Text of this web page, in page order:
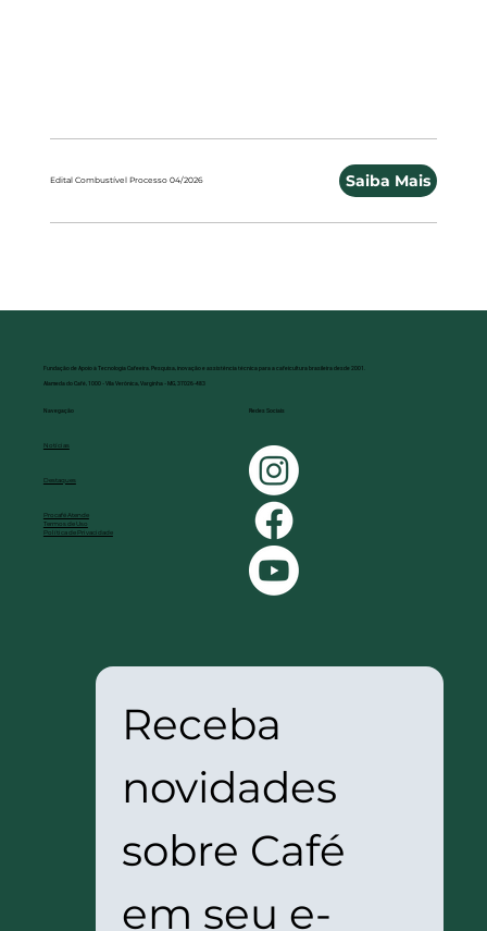
Edital Combustível Processo 04/2026 Saiba Mais
Fundação de Apoio à Tecnologia Cafeeira. Pesquisa, inovação e assistência técnica para a cafeicultura brasileira desde 2001.
Alameda do Café, 1000 - Vila Verônica, Varginha - MG, 37026-483
Navegação
Notícias
Destaques
Procafé Atende
Termos de Uso
Política de Privacidade
Redes Sociais
Receba
novidades
sobre Café
em seu e-